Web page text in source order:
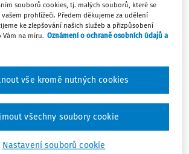
zaměstnavateli na zákal a zápach
Co vše musí zaměstnavatel
měli trvale k dispozici
nápoj a zaměstnavatel se zbytečně
souborů cookies, tj. malých souborů, které se
prohlížeči. Předem děkujeme za udělení
ke zlepšování našich služeb a přizpůsobení
na míru. Oznámení o ochraně osobních údajů a
Nastavení souborů cookie
vše kromě nutných cookies
všechny soubory cookie